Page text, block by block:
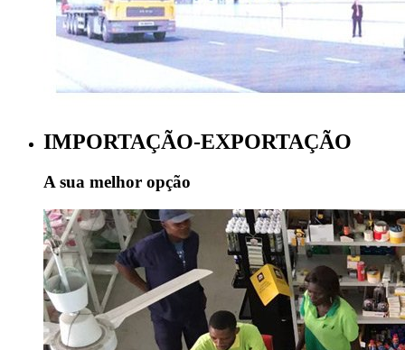
IMPORTAÇÃO-EXPORTAÇÃO
A sua melhor opção